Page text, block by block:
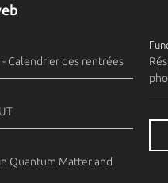
Calendrier des rentrées
Quantum Matter and